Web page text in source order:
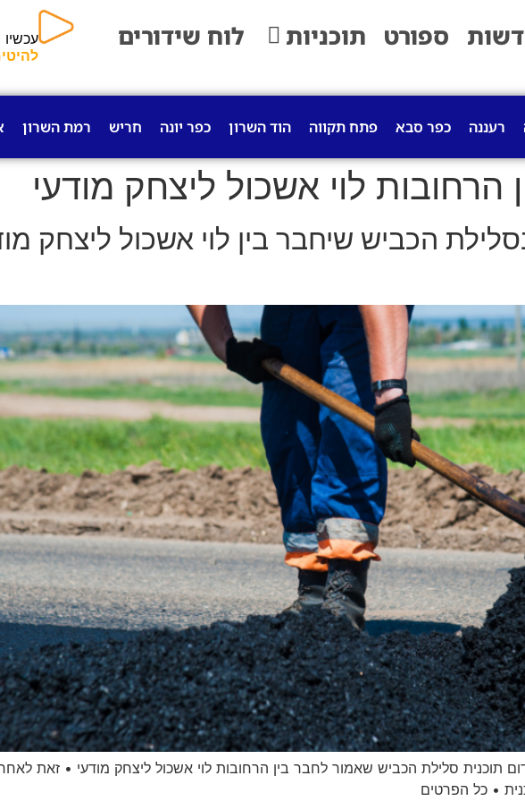
ספורט תוכניות לוח שידורים
רעננה כפר סבא פתח תקווה הוד השרון כפר יונה חריש רמת השרון
הרחובות לוי אשכול ליצחק מודעי
הכביש שיחבר בין לוי אשכול ליצחק
תוכנית סלילת הכביש שאמור לחבר בין הרחובות לוי אשכול ליצחק מודעי • זאת
• כל הפרטים